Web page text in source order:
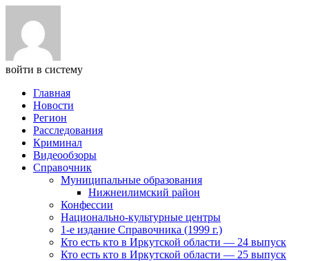
войти в систему
Главная
Новости
Регион
Расследования
Криминал
Видеообзоры
Справочник
Муниципальные образования
Нижнеилимский район
Конфессии
Национально-культурные центры
1-е издание Справочника (1999 г.)
Кто есть кто в Иркутской области — 24 выпуск
Кто есть кто в Иркутской области — 25 выпуск